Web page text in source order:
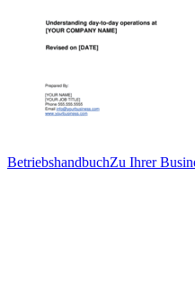
BetriebshandbuchZu Ihrer